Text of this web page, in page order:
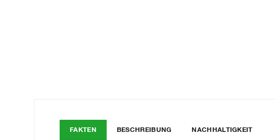
FAKTEN BESCHREIBUNG NACHHALTIGKEIT